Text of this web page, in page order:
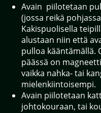
Avain piilotetaan
(jossa reikä
Kakispuolisella
alustaan niin että
pulloa kääntämällä.
päässä on
vaikka nahka- tai
mielenkiintoisempi.
Avain piilotetaan
johtokouraan, tai